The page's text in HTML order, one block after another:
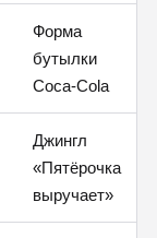
Форма
бутылки
Coca-Cola
Джингл
«Пятёрочка
выручает»